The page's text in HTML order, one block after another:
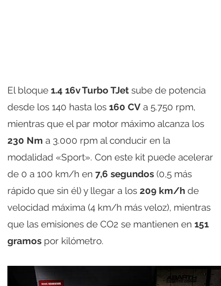
El bloque 1.4 16v Turbo TJet sube de potencia
desde los 140 hasta los 160 CV a 5.750 rpm,
mientras que el par motor máximo alcanza los
230 Nm a 3.000 rpm al conducir en la
modalidad «Sport». Con este kit puede acelerar
de 0 a 100 km/h en 7,6 segundos (0,5 más
rápido que sin él) y llegar a los 209 km/h de
velocidad máxima (4 km/h más veloz), mientras
que las emisiones de CO2 se mantienen en 151
gramos por kilómetro.